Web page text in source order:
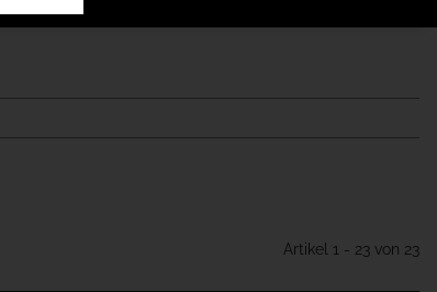
Artikel 1 - 23 von 23